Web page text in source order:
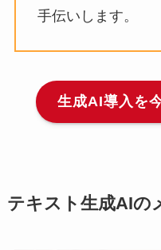
手伝いします。
生成AI導入を
テキスト生成AIの